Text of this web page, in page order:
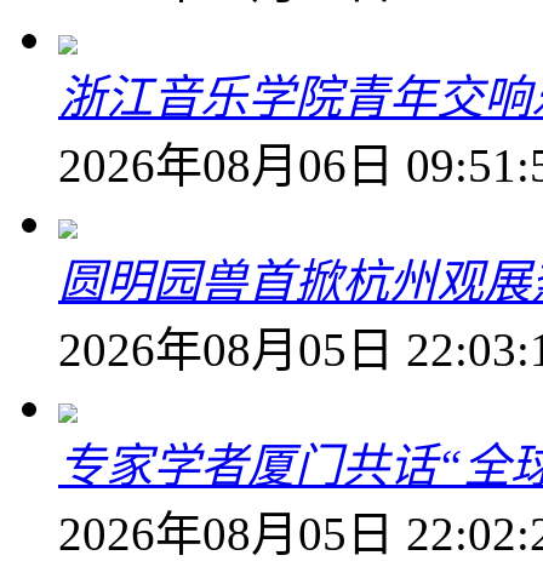
浙江音乐学院青年交
2026年08月06日
圆明园兽首掀杭州观
2026年08月05日
专家学者厦门共话“全
2026年08月05日